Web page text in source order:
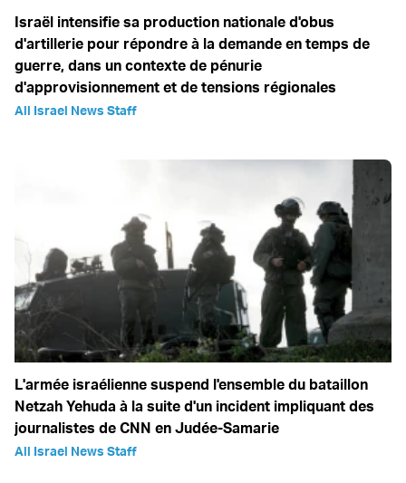
Israël intensifie sa production nationale d'obus
d'artillerie pour répondre à la demande en temps de
guerre, dans un contexte de pénurie
d'approvisionnement et de tensions régionales
All Israel News Staff
L'armée israélienne suspend l'ensemble du bataillon
Netzah Yehuda à la suite d'un incident impliquant des
journalistes de CNN en Judée-Samarie
All Israel News Staff